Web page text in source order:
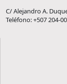
C/ Alejandro A.
Teléfono: +507 204-